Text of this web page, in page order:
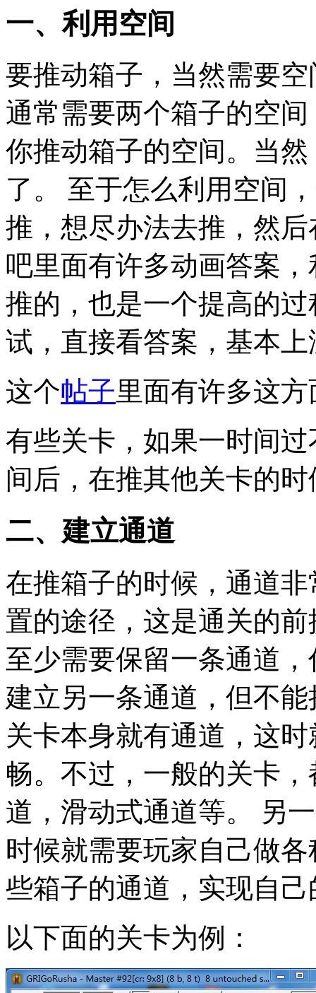
一、利用空间
要推动箱子，当然需要
通常需要两个箱子的空
你推动箱子的空间。当
了。 至于怎么利用空间
推，想尽办法去推，然
吧里面有许多动画答案
推的，也是一个提高的
试，直接看答案，基本
这个帖子里面有许多这
有些关卡，如果一时间
间后，在推其他关卡的
二、建立通道
在推箱子的时候，通道
置的途径，这是通关的
至少需要保留一条通道
建立另一条通道，但不
关卡本身就有通道，这
畅。不过，一般的关卡
道，滑动式通道等。 另
时候就需要玩家自己做
些箱子的通道，实现自
以下面的关卡为例：